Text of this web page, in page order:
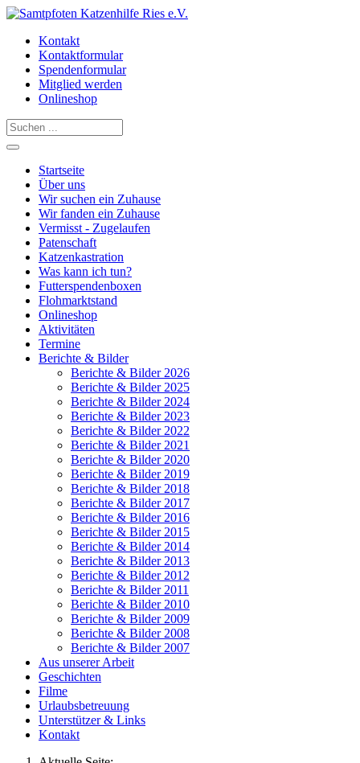
Kontakt
Kontaktformular
Spendenformular
Mitglied werden
Onlineshop
Startseite
Über uns
Wir suchen ein Zuhause
Wir fanden ein Zuhause
Vermisst - Zugelaufen
Patenschaft
Katzenkastration
Was kann ich tun?
Futterspendenboxen
Flohmarktstand
Onlineshop
Aktivitäten
Termine
Berichte & Bilder
Berichte & Bilder 2026
Berichte & Bilder 2025
Berichte & Bilder 2024
Berichte & Bilder 2023
Berichte & Bilder 2022
Berichte & Bilder 2021
Berichte & Bilder 2020
Berichte & Bilder 2019
Berichte & Bilder 2018
Berichte & Bilder 2017
Berichte & Bilder 2016
Berichte & Bilder 2015
Berichte & Bilder 2014
Berichte & Bilder 2013
Berichte & Bilder 2012
Berichte & Bilder 2011
Berichte & Bilder 2010
Berichte & Bilder 2009
Berichte & Bilder 2008
Berichte & Bilder 2007
Aus unserer Arbeit
Geschichten
Filme
Urlaubsbetreuung
Unterstützer & Links
Kontakt